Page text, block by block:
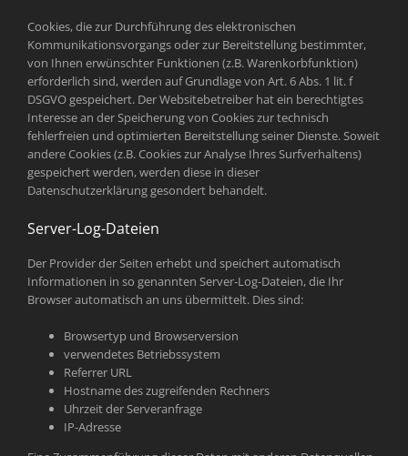
Cookies, die zur Durchführung des elektronischen
Kommunikationsvorgangs oder zur Bereitstellung bestimmter,
von Ihnen erwünschter Funktionen (z.B. Warenkorbfunktion)
erforderlich sind, werden auf Grundlage von Art. 6 Abs. 1 lit. f
DSGVO gespeichert. Der Websitebetreiber hat ein berechtigtes
Interesse an der Speicherung von Cookies zur technisch
fehlerfreien und optimierten Bereitstellung seiner Dienste. Soweit
andere Cookies (z.B. Cookies zur Analyse Ihres Surfverhaltens)
gespeichert werden, werden diese in dieser
Datenschutzerklärung gesondert behandelt.
Server-Log-Dateien
Der Provider der Seiten erhebt und speichert automatisch
Informationen in so genannten Server-Log-Dateien, die Ihr
Browser automatisch an uns übermittelt. Dies sind:
Browsertyp und Browserversion
verwendetes Betriebssystem
Referrer URL
Hostname des zugreifenden Rechners
Uhrzeit der Serveranfrage
IP-Adresse